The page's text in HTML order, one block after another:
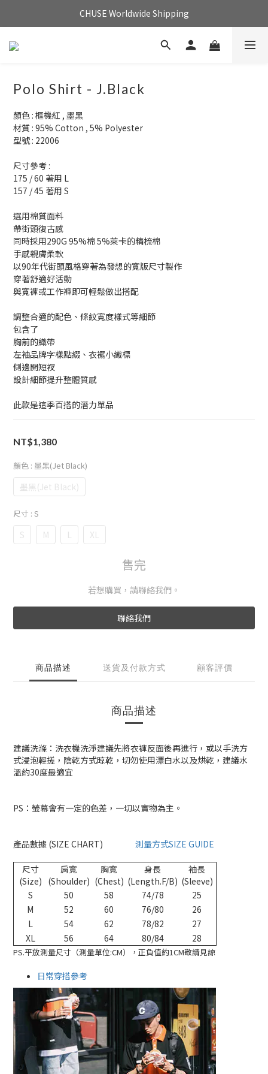
CHUSE Worldwide Shipping
Polo Shirt - J.Black
顏色 : 樞機紅 , 墨黑
材質 : 95% Cotton , 5% Polyester
型號 : 22006
尺寸參考 :
175 / 60 著用 L
157 / 45 著用 S
選用棉質面料
帶街頭復古感
同時採用290G 95%棉 5%萊卡的精梳棉
手感親膚柔軟
以90年代街頭風格穿著為發想的寬版尺寸製作
穿著舒適好活動
與寬褲或工作褲即可輕鬆做出搭配
調整合適的配色、條紋寬度樣式等細節
包含了
胸前的織帶
左袖品牌字樣點綴、衣襬小織標
側邊開短衩
設計細節提升整體質感
此款是這季百搭的潛力單品
NT$1,380
顏色 : 墨黑(Jet Black)
墨黑(Jet Black)
尺寸 : S
S M L XL
售完
若想購買，請聯絡我們。
聯絡我們
商品描述 送貨及付款方式 顧客評價
商品描述
建議洗滌：洗衣機洗淨建議先將衣褲反面後再進行，或以手洗方
式浸泡輕搓，陰乾方式晾乾，切勿使用漂白水以及烘乾，建議水
溫約30度最適宜
PS：螢幕會有一定的色差，一切以實物為主。
產品數據 (SIZE CHART) 測量方式SIZE GUIDE
尺寸
(Size)
肩寬
(Shoulder)
胸寬
(Chest)
身長
(Length.F/B)
袖長
(Sleeve)
S
50 58 74/78
25
M
52 60 76/80
26
L
54 62 78/82
27
XL
56 64 80/84 28
PS.平放測量尺寸（測量單位:CM），正負值約1CM敬請見諒
日常穿搭參考